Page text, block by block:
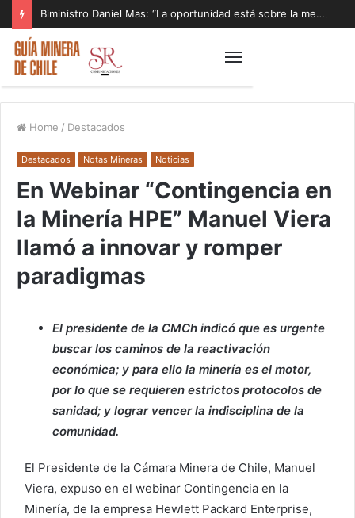
Biministro Daniel Mas: “La oportunidad está sobre la mesa y tenemos que aprovecharla”
Home / Destacados
Destacados Notas Mineras Noticias
En Webinar “Contingencia en
la Minería HPE” Manuel Viera
llamó a innovar y romper
paradigmas
El presidente de la CMCh indicó que es urgente
buscar los caminos de la reactivación
económica; y para ello la minería es el motor,
por lo que se requieren estrictos protocolos de
sanidad; y lograr vencer la indisciplina de la
comunidad.
El Presidente de la Cámara Minera de Chile, Manuel
Viera, expuso en el webinar Contingencia en la
Minería, de la empresa Hewlett Packard Enterprise,